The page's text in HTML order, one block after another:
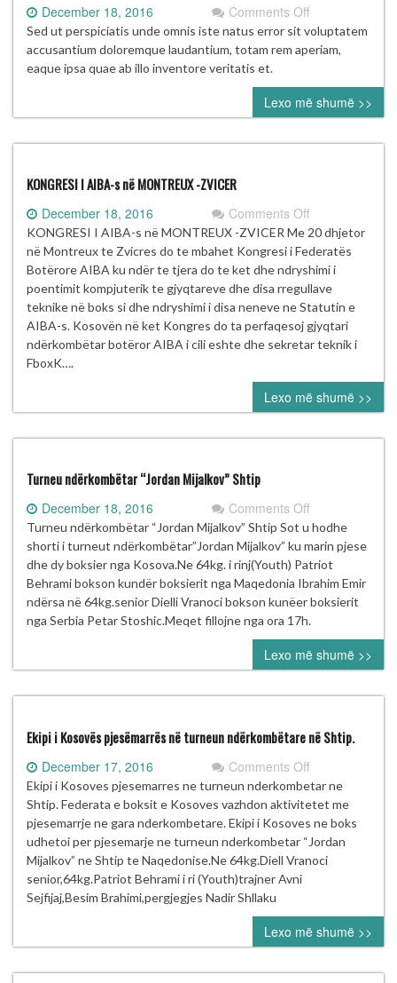
December 18, 2016 Comments Offon
Zlatan
stars
Man
United
wins
the
Sed ut perspiciatis unde omnis iste natus error sit voluptatem
accusantium doloremque laudantium, totam rem aperiam,
eaque ipsa quae ab illo inventore veritatis et.
Lexo më shumë >>
KONGRESI I AIBA-s në MONTREUX -ZVICER
December 18, 2016 Comments Offon
KONGRESI
I
AIBA-
s
në
MONTREUX
-
KONGRESI I AIBA-s në MONTREUX -ZVICER Me 20 dhjetor
në Montreux te Zvicres do te mbahet Kongresi i Federatës
Botërore AIBA ku ndër te tjera do te ket dhe ndryshimi i
poentimit kompjuterik te gjyqtareve dhe disa rregullave
teknike në boks si dhe ndryshimi i disa neneve ne Statutin e
AIBA-s. Kosovën në ket Kongres do ta perfaqesoj gjyqtari
ndërkombëtar botëror AIBA i cili eshte dhe sekretar teknik i
FboxK….
Lexo më shumë >>
Turneu ndërkombëtar “Jordan Mijalkov” Shtip
December 18, 2016 Comments Offon
Turneu
ndërkombëtar
“Jordan
Mijalkov”
Shtip
Turneu ndërkombëtar “Jordan Mijalkov” Shtip Sot u hodhe
shorti i turneut ndërkombëtar”Jordan Mijalkov” ku marin pjese
dhe dy boksier nga Kosova.Ne 64kg. i rinj(Youth) Patriot
Behrami bokson kundër boksierit nga Maqedonia Ibrahim Emir
ndërsa në 64kg.senior Dielli Vranoci bokson kunëer boksierit
nga Serbia Petar Stoshic.Meqet fillojne nga ora 17h.
Lexo më shumë >>
Ekipi i Kosovës pjesëmarrës në turneun ndërkombëtare në Shtip.
December 17, 2016 Comments Offon
Ekipi
i
Kosovës
pjesëmarrës
në
në
Shtip.
Ekipi i Kosoves pjesemarres ne turneun nderkombetar ne
Shtip. Federata e boksit e Kosoves vazhdon aktivitetet me
pjesemarrje ne gara nderkombetare. Ekipi i Kosoves ne boks
udhetoi per pjesemarje ne turneun nderkombetar “Jordan
Mijalkov” ne Shtip te Naqedonise.Ne 64kg.Diell Vranoci
senior,64kg.Patriot Behrami i ri (Youth)trajner Avni
Sejfijaj,Besim Brahimi,pergjegjes Nadir Shllaku
Lexo më shumë >>